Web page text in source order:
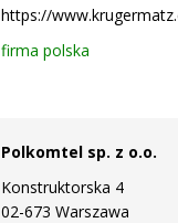
https://
firma polska
Polkomtel sp. z o.o.
Konstruktorska 4
02-673 Warszawa